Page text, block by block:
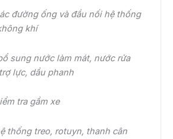
đường ống và đầu nối hệ thống
khí
sung nước làm mát, nước rửa
lực, dầu phanh
tra gầm xe
thống treo, rotuyn, thanh cân